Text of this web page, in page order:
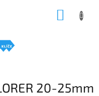
20-25mm